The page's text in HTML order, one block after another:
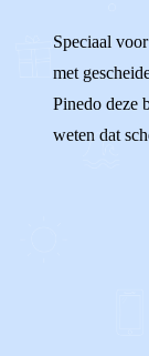
WISSELEN
ENIGE
Speciaal
met
Pinedo deze
weten dat